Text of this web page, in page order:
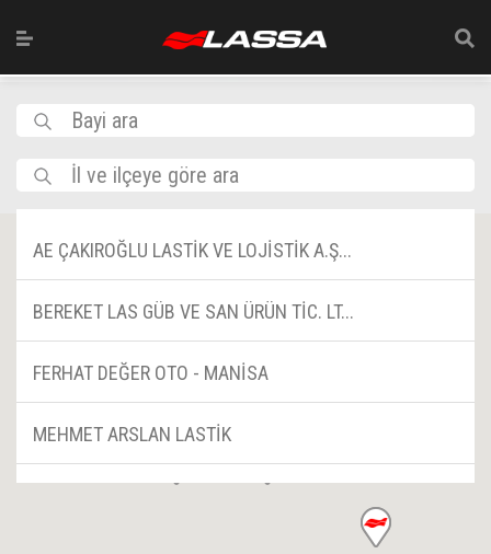
Bayi ara
İl ve ilçeye göre ara
AE ÇAKIROĞLU LASTİK VE LOJİSTİK A.Ş...
BEREKET LAS GÜB VE SAN ÜRÜN TİC. LT...
FERHAT DEĞER OTO - MANİSA
MEHMET ARSLAN LASTİK